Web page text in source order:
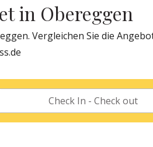
in Obereggen
Vergleichen Sie die